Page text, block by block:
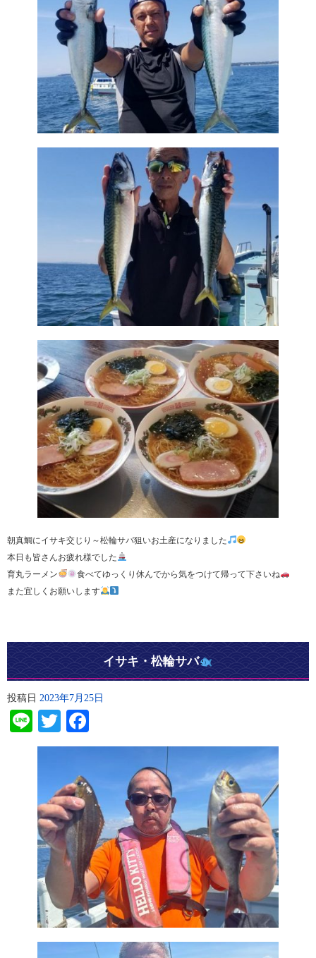
朝真鯛にイサキ交じり～松輪サバ狙いお土産になりました
本日も皆さんお疲れ様でした
育丸ラーメン
食べてゆっくり休んでから気をつけて帰って下さいね
また宜しくお願いします
イサキ・松輪サバ
投稿日 2023年7月25日
LineTwitter